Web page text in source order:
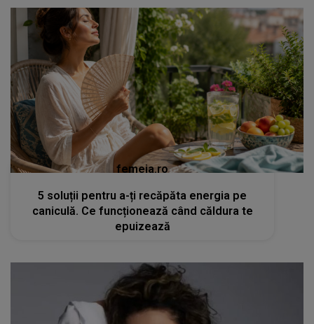
femeia.ro
5 soluții pentru a-ți recăpăta energia pe
caniculă. Ce funcționează când căldura te
epuizează